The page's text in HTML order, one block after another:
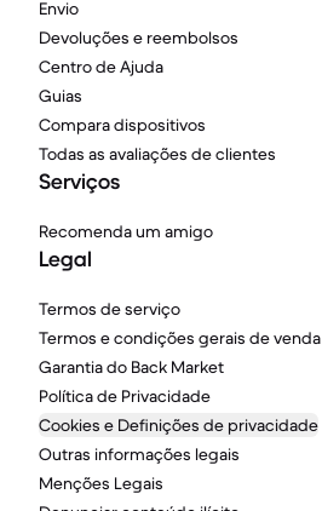
Envio
Devoluções e reembolsos
Centro de Ajuda
Guias
Compara dispositivos
Todas as avaliações de clientes
Serviços
Recomenda um amigo
Legal
Termos de serviço
Termos e condições gerais de venda
Garantia do Back Market
Política de Privacidade
Cookies e Definições de privacidade
Outras informações legais
Menções Legais